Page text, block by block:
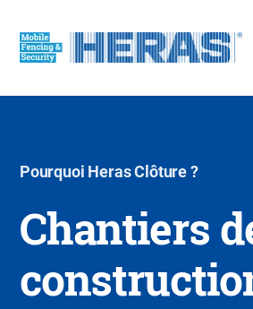
Pourquoi Heras Clôture ?
Chantiers